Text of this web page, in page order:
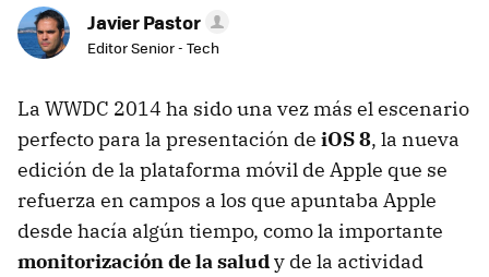
Javier Pastor
Editor Senior - Tech
La WWDC 2014 ha sido una vez más el escenario
perfecto para la presentación de iOS 8, la nueva
edición de la plataforma móvil de Apple que se
refuerza en campos a los que apuntaba Apple
desde hacía algún tiempo, como la importante
monitorización de la saludy de la actividad